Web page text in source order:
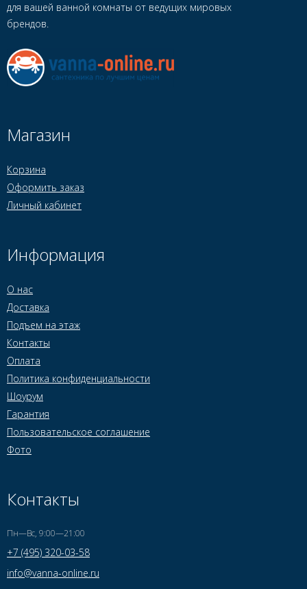
для вашей ванной комнаты от ведущих мировых
брендов.
Магазин
Корзина
Оформить заказ
Личный кабинет
Информация
О нас
Доставка
Подъем на этаж
Контакты
Оплата
Политика конфиденциальности
Шоурум
Гарантия
Пользовательское соглашение
Фото
Контакты
Пн—Вс, 9:00—21:00
+7 (495) 320-03-58
info@vanna-online.ru